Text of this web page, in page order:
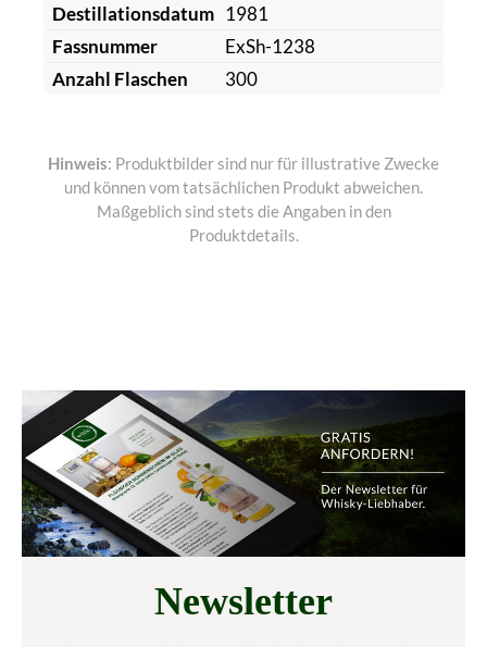
Destillationsdatum 1981
Fassnummer
ExSh-1238
Anzahl Flaschen
300
Hinweis: Produktbilder sind nur für illustrative Zwecke
und können vom tatsächlichen Produkt abweichen.
Maßgeblich sind stets die Angaben in den
Produktdetails.
Newsletter